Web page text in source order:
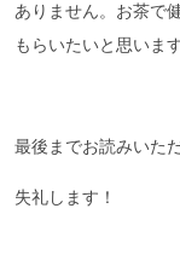
ありません。お茶で
もらいたいと思います
最後までお読みいた
失礼します！